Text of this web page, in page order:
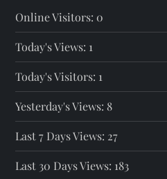
Online Visitors: 0
Today's Views: 1
Today's Visitors: 1
Yesterday's Views:8
Last 7 Days Views: 27
Last 30 Days Views: 183